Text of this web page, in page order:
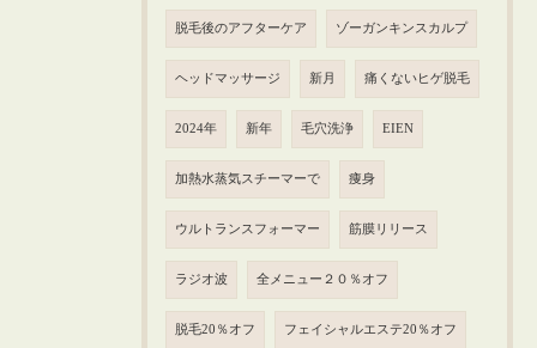
脱毛後のアフターケア ゾーガンキンスカルプ
ヘッドマッサージ 新月 痛くないヒゲ脱毛
2024年 新年 毛穴洗浄 EIEN
加熱水蒸気スチーマーで 痩身
ウルトランスフォーマー 筋膜リリース
ラジオ波 全メニュー２０％オフ
脱毛20％オフ フェイシャルエステ20％オフ